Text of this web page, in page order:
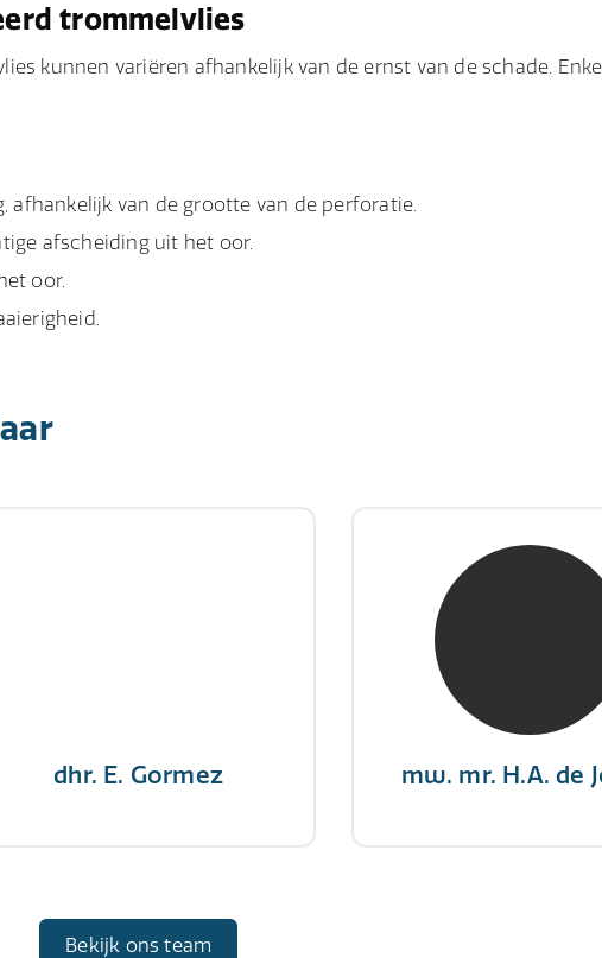
trommelvlies
kunnen variëren afhankelijk van de ernst van de schade.
afhankelijk van de grootte van de perforatie.
afscheiding uit het oor.
oor.
dhr. E. Gormez mw. mr. H.A. de
mw. mr. H.A. de
NIVRE Register-
"There is no elevator
you need to take the
Bekijk ons team